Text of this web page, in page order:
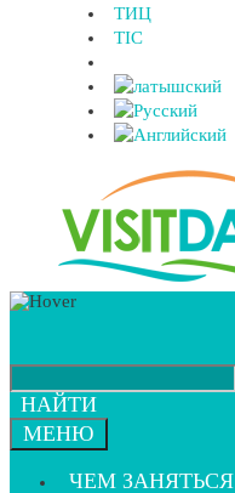
ТИЦ
TIC
НАЙТИ
МЕНЮ
ЧЕМ ЗАНЯТЬСЯ